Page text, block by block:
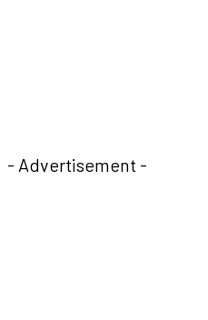
- Advertisement -